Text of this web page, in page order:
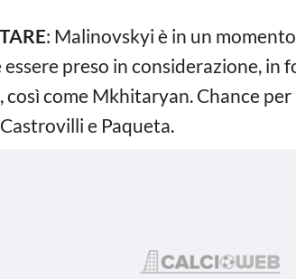
: Malinovskyi è in un
preso in considerazione, in
come Mkhitaryan. Chance
e Paqueta.